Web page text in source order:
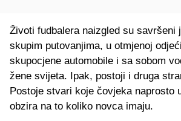
Životi fudbalera naizgled su savršeni
skupim putovanjima, u otmjenoj
skupocjene automobile i sa sobom
žene svijeta. Ipak, postoji i druga
Postoje stvari koje čovjeka naprosto
obzira na to koliko novca imaju.